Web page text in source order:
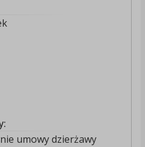
umowy dzierżawy